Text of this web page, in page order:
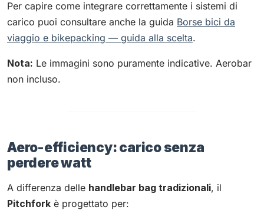
Per capire come integrare correttamente i sistemi di
carico puoi consultare anche la guida Borse bici da
viaggio e bikepacking — guida alla scelta.
Nota: Le immagini sono puramente indicative. Aerobar
non incluso.
Aero-efficiency: carico senza
perdere watt
A differenza delle handlebar bag tradizionali, il
Pitchfork è progettato per: